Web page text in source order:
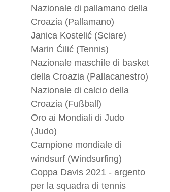
Nazionale di pallamano della
Croazia (Pallamano)
Janica Kostelić (Sciare)
Marin Ćilić (Tennis)
Nazionale maschile di basket
della Croazia (Pallacanestro)
Nazionale di calcio della
Croazia (Fußball)
Oro ai Mondiali di Judo
(Judo)
Campione mondiale di
windsurf (Windsurfing)
Coppa Davis 2021 - argento
per la squadra di tennis